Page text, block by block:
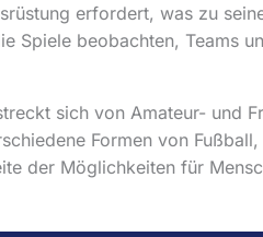
erfordert, was zu
Spiele beobachten, Teams
sich von Amateur- und
Formen von
der Möglichkeiten für